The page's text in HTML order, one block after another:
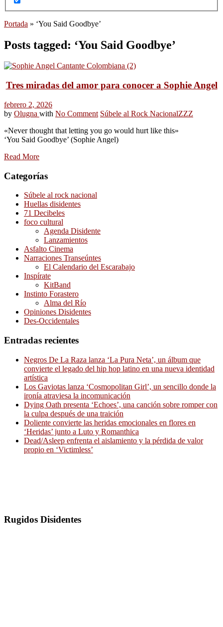
Portada » ‘You Said Goodbye’
Posts tagged: ‘You Said Goodbye’
Tres miradas del amor para conocer a Sophie Angel
febrero 2, 2026
by Olugna with No Comment Súbele al Rock NacionalZZZ
«Never thought that letting you go would hurt like this»
‘You Said Goodbye’ (Sophie Angel)
Read More
Categorías
Súbele al rock nacional
Huellas disidentes
71 Decibeles
foco cultural
Agenda Disidente
Lanzamientos
Asfalto Cinema
Narraciones Transeúntes
El Calendario del Escarabajo
Inspírate
KitBand
Instinto Forastero
Alma del Río
Opiniones Disidentes
Des-Occidentales
Entradas recientes
Negros De La Raza lanza ‘La Pura Neta’, un álbum que
convierte el legado del hip hop latino en una nueva identidad
artística
Los Gaviotas lanza ‘Cosmopolitan Girl’, un sencillo donde la
ironía atraviesa la incomunicación
Dying Oath presenta ‘Echoes’, una canción sobre romper con
la culpa después de una traición
Doliente convierte las heridas emocionales en flores en
‘Heridas’ junto a Luto y Romanthica
Dead/Asleep enfrenta el aislamiento y la pérdida de valor
propio en ‘Victimless’
Rugidos Disidentes